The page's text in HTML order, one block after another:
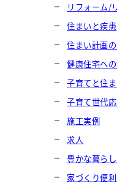
リフォーム/
住まいと疾患
住まい計画
健康住宅へ
子育てと住
子育て世代
施工実例
求人
豊かな暮ら
家づくり便